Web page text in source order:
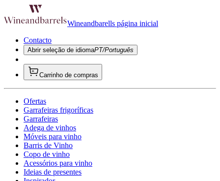
Wineandbarells página inicial
Contacto
Abrir seleção de idiomaPT/Português
Carrinho de compras
Ofertas
Garrafeiras frigoríficas
Garrafeiras
Adega de vinhos
Móveis para vinho
Barris de Vinho
Copo de vinho
Acessórios para vinho
Ideias de presentes